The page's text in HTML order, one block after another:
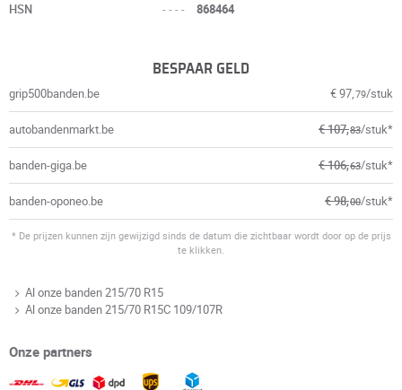
HSN
---- 868464
BESPAAR GELD
grip500banden.be € 97,79/stuk
autobandenmarkt.be € 107,83/stuk*
banden-giga.be € 106,63/stuk*
banden-oponeo.be € 98,00/stuk*
* De prijzen kunnen zijn gewijzigd sinds de datum die zichtbaar wordt door op de prijs
te klikken.
Al onze banden 215/70 R15
Al onze banden 215/70 R15C 109/107R
Onze partners